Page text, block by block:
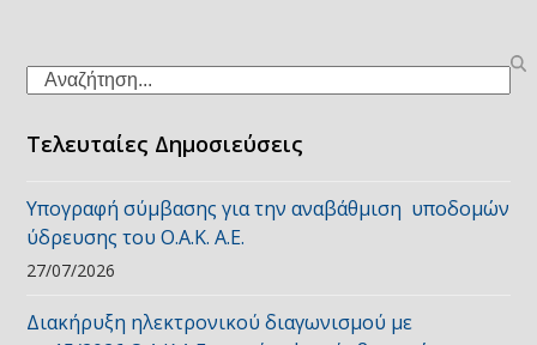
Search
Τελευταίες Δημοσιεύσεις
Υπογραφή σύμβασης για την αναβάθμιση υποδομών
ύδρευσης του Ο.Α.Κ. Α.Ε.
27/07/2026
Διακήρυξη ηλεκτρονικού διαγωνισμού με